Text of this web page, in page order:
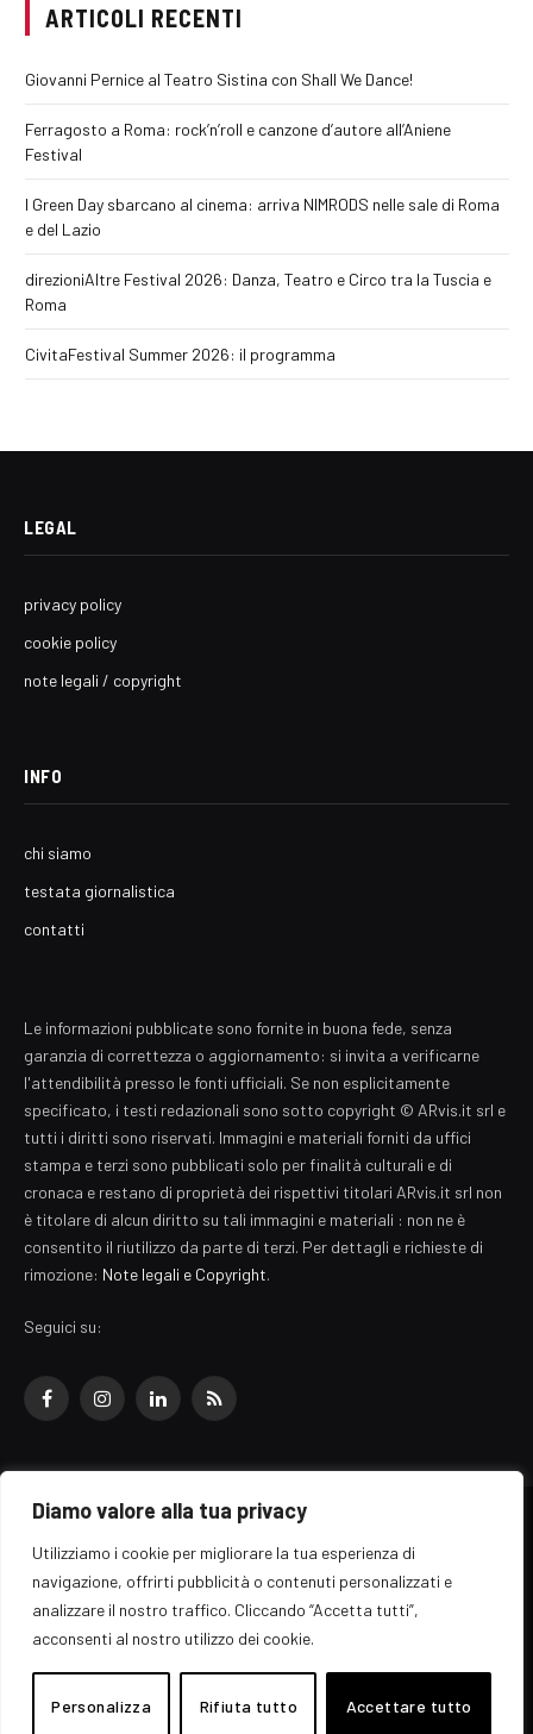
Diamo valore alla tua privacy
Utilizziamo i cookie per migliorare la tua esperienza di
navigazione, offrirti pubblicità o contenuti personalizzati e
analizzare il nostro traffico. Cliccando “Accetta tutti”,
acconsenti al nostro utilizzo dei cookie.
Personalizza Rifiuta tutto Accettare tutto
ARTICOLI RECENTI
Giovanni Pernice al Teatro Sistina con Shall We Dance!
Ferragosto a Roma: rock’n’roll e canzone d’autore all’Aniene
Festival
I Green Day sbarcano al cinema: arriva NIMRODS nelle sale di Roma
e del Lazio
direzioniAltre Festival 2026: Danza, Teatro e Circo tra la Tuscia e
Roma
CivitaFestival Summer 2026: il programma
LEGAL
privacy policy
cookie policy
note legali / copyright
INFO
chi siamo
testata giornalistica
contatti
Le informazioni pubblicate sono fornite in buona fede, senza
garanzia di correttezza o aggiornamento: si invita a verificarne
l'attendibilità presso le fonti ufficiali. Se non esplicitamente
specificato, i testi redazionali sono sotto copyright © ARvis.it srl e
tutti i diritti sono riservati. Immagini e materiali forniti da uffici
stampa e terzi sono pubblicati solo per finalità culturali e di
cronaca e restano di proprietà dei rispettivi titolari ARvis.it srl non
è titolare di alcun diritto su tali immagini e materiali : non ne è
consentito il riutilizzo da parte di terzi. Per dettagli e richieste di
rimozione: Note legali e Copyright.
Seguici su:
FacebookInstagramLinkedInRSS
© 2026 EZ Rome Designed by ARvis.it
Il portale EZ Rome e' una testata giornalistica di carattere generalista
registrata al tribunale di Roma - Numero 389/2008
Direttore responsabile: Raffaella Roani - ISSN: 2036-783X
Edito da ARvis.it srl - via Alessandria 88 - 00198 Roma CF/PI/R.I.
Home Informazioni